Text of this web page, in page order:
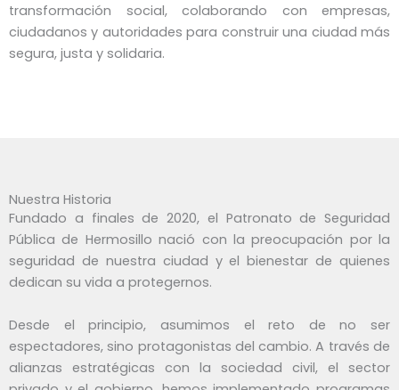
transformación social, colaborando con empresas,
ciudadanos y autoridades para construir una ciudad más
segura, justa y solidaria.
Nuestra Historia
Fundado a finales de 2020, el Patronato de Seguridad
Pública de Hermosillo nació con la preocupación por la
seguridad de nuestra ciudad y el bienestar de quienes
dedican su vida a protegernos.
Desde el principio, asumimos el reto de no ser
espectadores, sino protagonistas del cambio. A través de
alianzas estratégicas con la sociedad civil, el sector